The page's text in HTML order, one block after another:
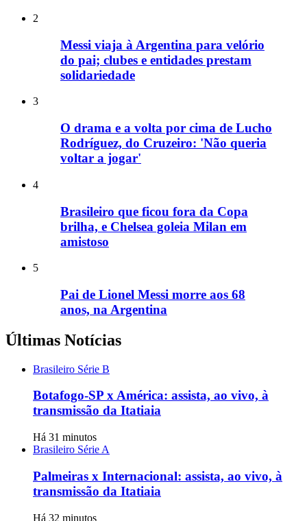
2
Messi viaja à Argentina para velório
do pai; clubes e entidades prestam
solidariedade
3
O drama e a volta por cima de Lucho
Rodríguez, do Cruzeiro: 'Não queria
voltar a jogar'
4
Brasileiro que ficou fora da Copa
brilha, e Chelsea goleia Milan em
amistoso
5
Pai de Lionel Messi morre aos 68
anos, na Argentina
Últimas Notícias
Brasileiro Série B
Botafogo-SP x América: assista, ao vivo, à
transmissão da Itatiaia
Há 31 minutos
Brasileiro Série A
Palmeiras x Internacional: assista, ao vivo, à
transmissão da Itatiaia
Há 32 minutos